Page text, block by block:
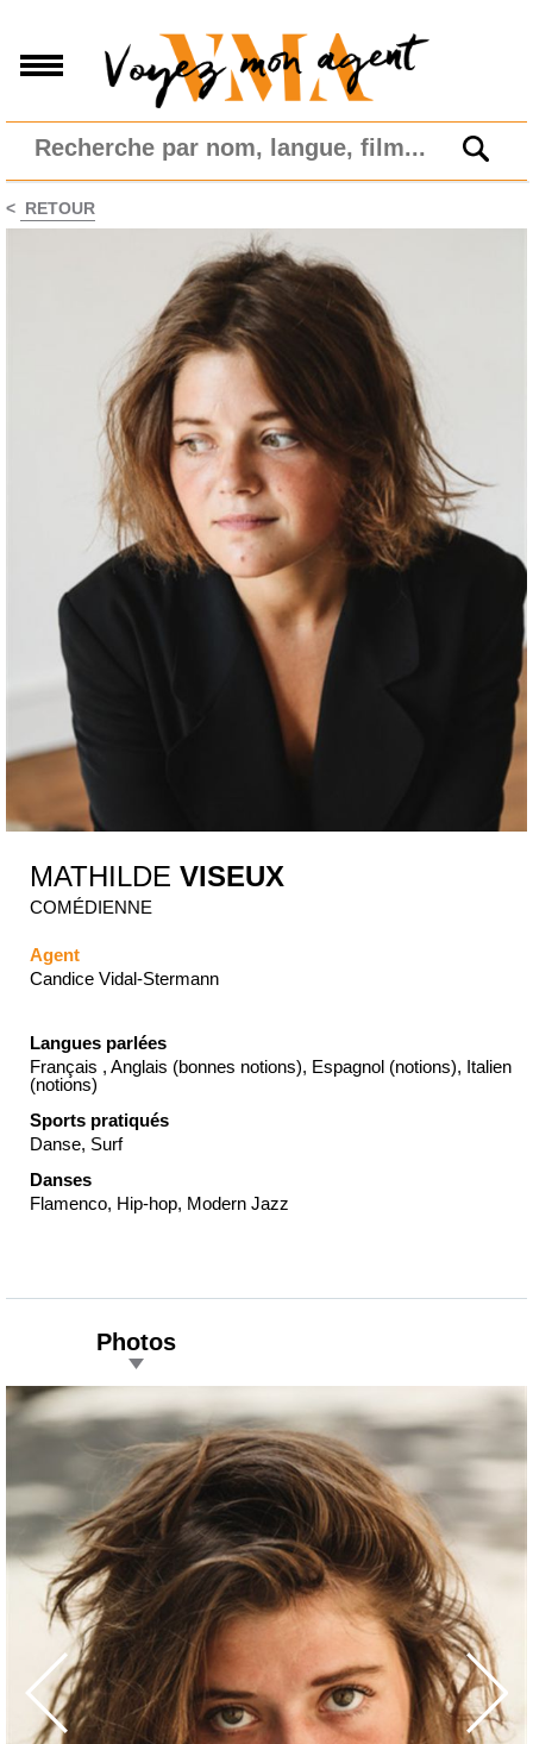
< RETOUR
MATHILDE VISEUX
COMÉDIENNE
Agent
Candice Vidal-Stermann
Langues parlées
Français , Anglais (bonnes notions), Espagnol (notions), Italien
(notions)
Sports pratiqués
Danse, Surf
Danses
Flamenco, Hip-hop, Modern Jazz
Photos